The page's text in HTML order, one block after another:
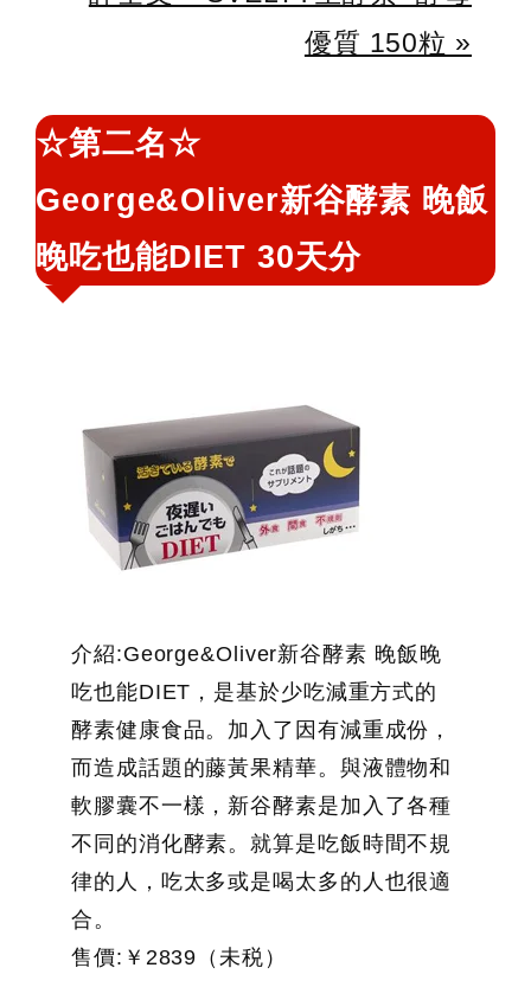
優質 150粒 »
☆第二名☆
George&Oliver新谷酵素 晚飯
晚吃也能DIET 30天分
介紹:George&Oliver新谷酵素 晚飯晚
吃也能DIET，是基於少吃減重方式的
酵素健康食品。加入了因有減重成份，
而造成話題的藤黃果精華。與液體物和
軟膠囊不一樣，新谷酵素是加入了各種
不同的消化酵素。就算是吃飯時間不規
律的人，吃太多或是喝太多的人也很適
合。
售價:￥2839（未税）